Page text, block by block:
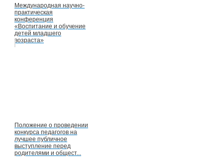
Международная научно-
практическая
конференция
«Воспитание и обучение
детей младшего
возраста»
Положение о проведении
конкурса педагогов на
лучшее публичное
выступление перед
родителями и общест...